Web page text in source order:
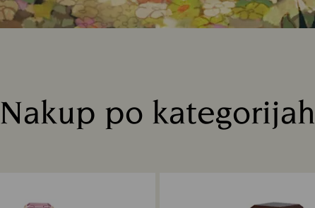
Nakup po kategorijah